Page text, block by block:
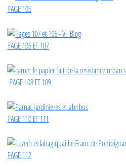
PAGE 105
PAGE 106 ET 107
PAGE 108 ET 109
PAGE 110 ET 111
PAGE 112